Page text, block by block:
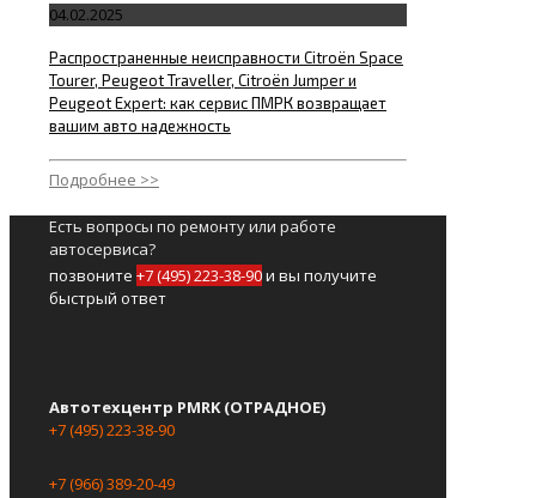
04.02.2025
Распространенные неисправности Citroën Space
Tourer, Peugeot Traveller, Citroën Jumper и
Peugeot Expert: как сервис ПМРК возвращает
вашим авто надежность
Подробнее >>
Есть вопросы по ремонту или работе
автосервиса?
позвоните +7 (495) 223-38-90и вы получите
быстрый ответ
Автотехцентр PMRK (ОТРАДНОЕ)
+7 (495) 223-38-90
+7 (966) 389-20-49